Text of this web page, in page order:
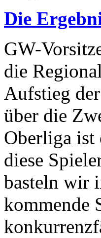
Die
GW-
die
Aufstieg
über die
Oberliga ist
diese
basteln wir
kommende